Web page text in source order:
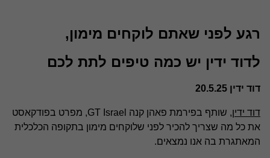
רגע לפני שאתם לוקחים מימון,
לדוד ידין יש כמה טיפים לתת לכם
דוד ידין 20.5.25
דוד ידין
, שותף בפירמת פאהן קנה GT Israel, מפרט בפודקאסט
את כל מה שצריך להכיר לפני שלוקחים מימון בתקופה הכלכלית
המאתגרת בה אנו נמצאים.